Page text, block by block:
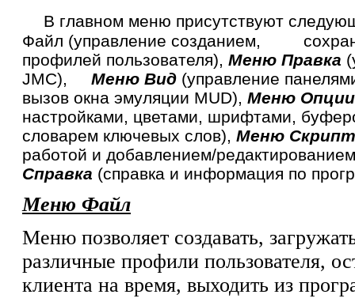
В главном меню присутствуют
Файл (управление созданием,
профилей пользователя), Меню Правка
JMC), Меню Вид (управление
вызов окна эмуляции MUD), Меню Опции
настройками, цветами, шрифтами,
словарем ключевых слов), Меню
работой и добавлением/
Справка (справка и информация по
Меню Файл
Меню позволяет создавать,
различные профили пользователя,
клиента на время, выходить из